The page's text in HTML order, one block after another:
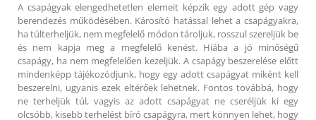
A csapágyak elengedhetetlen elemeit képzik egy adott gép vagy
berendezés működésében. Károsító hatással lehet a csapágyakra,
ha túlterheljük, nem megfelelő módon tároljuk, rosszul szereljük be
és nem kapja meg a megfelelő kenést. Hiába a jó minőségű
csapágy, ha nem megfelelően kezeljük. A csapágy beszerelése előtt
mindenképp tájékozódjunk, hogy egy adott csapágyat miként kell
beszerelni, ugyanis ezek eltérőek lehetnek. Fontos továbbá, hogy
ne terheljük túl, vagyis az adott csapágyat ne cseréljük ki egy
olcsóbb, kisebb terhelést bíró csapágyra, mert könnyen lehet, hogy